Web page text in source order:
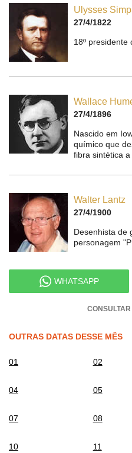
Ulysses
27/4/1822
18º presidente
Wallace
27/4/1896
Nascido em
químico que
fibra sintética
Walter Lantz
27/4/1900
Desenhista de
personagem
WHATSAPP
OUTRAS DATAS DESSE MÊS
01 02
04 05
07 08
10 11